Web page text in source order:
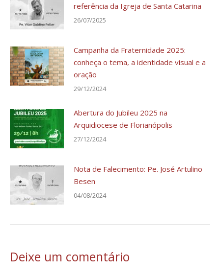
referência da Igreja de Santa Catarina
26/07/2025
Campanha da Fraternidade 2025:
conheça o tema, a identidade visual e a
oração
29/12/2024
Abertura do Jubileu 2025 na
Arquidiocese de Florianópolis
27/12/2024
Nota de Falecimento: Pe. José Artulino
Besen
04/08/2024
Deixe um comentário